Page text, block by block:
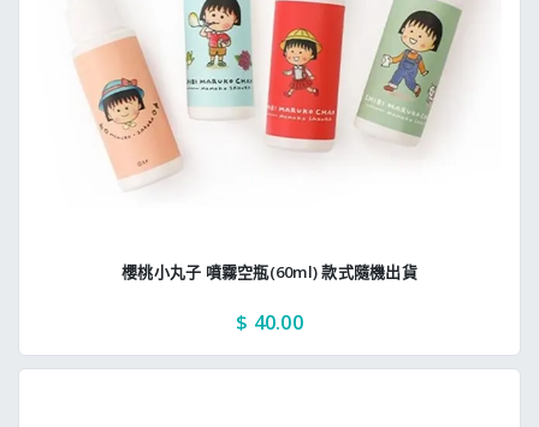
櫻桃小丸子 噴霧空瓶(60ml) 款式隨機出貨
$ 40.00